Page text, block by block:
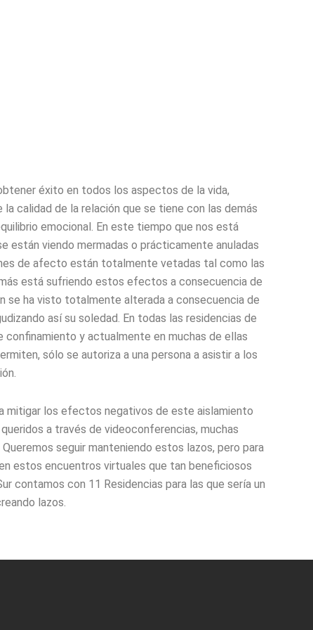
éxito en todos los aspectos de la vida,
calidad de la relación que se tiene con las demás
emocional. En este tiempo que nos está
están viendo mermadas o prácticamente anuladas
de afecto están totalmente vetadas tal como las
está sufriendo estos efectos a consecuencia de
se ha visto totalmente alterada a consecuencia de
así su soledad. En todas las residencias de
y actualmente en muchas de ellas
sólo se autoriza a una persona a asistir a los
mitigar los efectos negativos de este aislamiento
a través de videoconferencias, muchas
seguir manteniendo estos lazos, pero para
estos encuentros virtuales que tan beneficiosos
contamos con 11 Residencias para las que sería un
lazos.